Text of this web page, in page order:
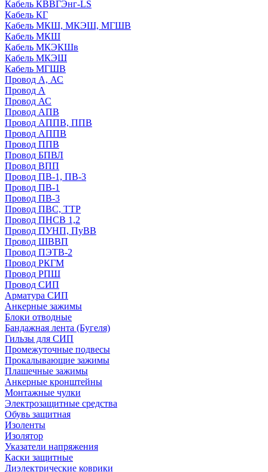
Кабель КВВГЭнг-LS
Кабель КГ
Кабель МКШ, МКЭШ, МГШВ
Кабель МКШ
Кабель МКЭКШв
Кабель МКЭШ
Кабель МГШВ
Провод А, АС
Провод А
Провод АС
Провод АПВ
Провод АППВ, ППВ
Провод АППВ
Провод ППВ
Провод БПВЛ
Провод ВПП
Провод ПВ-1, ПВ-3
Провод ПВ-1
Провод ПВ-3
Провод ПВС, ТТР
Провод ПНСВ 1,2
Провод ПУНП, ПуВВ
Провод ШВВП
Провод ПЭТВ-2
Провод РКГМ
Провод РПШ
Провод СИП
Арматура СИП
Анкерные зажимы
Блоки отводные
Бандажная лента (Бугеля)
Гильзы для СИП
Промежуточные подвесы
Прокалывающие зажимы
Плашечные зажимы
Анкерные кронштейны
Монтажные чулки
Электрозащитные средства
Обувь защитная
Изоленты
Изолятор
Указатели напряжения
Каски защитные
Диэлектрические коврики